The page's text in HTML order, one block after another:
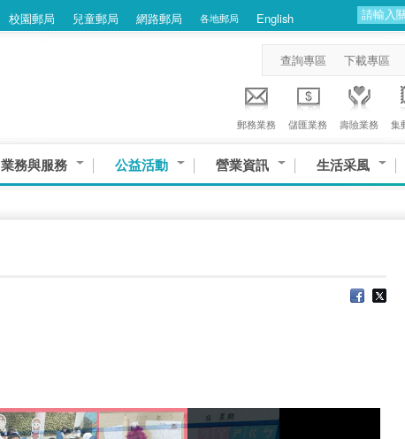
校園郵局 兒童郵局 網路郵局 各地郵局 English
查詢專區 下載專區
郵務業務 儲匯業務 壽險業務 集
業務與服務 公益活動 營業資訊 生活采風